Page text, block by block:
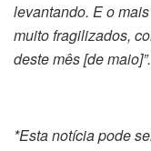
levantando. E o
muito fragilizados,
deste mês [de maio]”.
*Esta notícia pode